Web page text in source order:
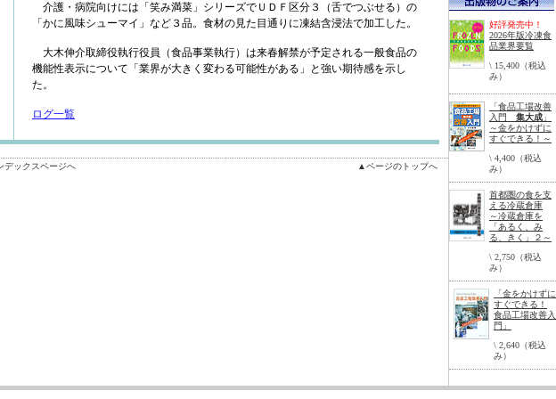
介護・病院向けには「笑み満菜」シリーズでＵＤＦ区分３（舌でつぶせる）の
「かに風味シューマイ」など３品。食材の見た目通りに凍結含浸法で加工した。
大木伸介取締役執行役員（食品事業執行）は来春解禁が予定される一般食品の
機能性表示について「業界が大きく変わる可能性がある」と強い期待感を示し
た。
ログ一覧
ックスページへ ▲ページのトップへ
好評発売中！
2026年版冷凍食
品業界要覧
\ 15,400（税込
み）
「食品工場改善
入門 集大成 」
～金をかけずに
すぐできる！～
\ 4,400（税込
み）
首都圏の食を支
える冷蔵倉庫
～冷蔵倉庫を
「あるく、み
る、きく」２～
\ 2,750（税込
み）
「金をかけずに
すぐできる！
食品工場改善入
門」
\ 2,640（税込
み）